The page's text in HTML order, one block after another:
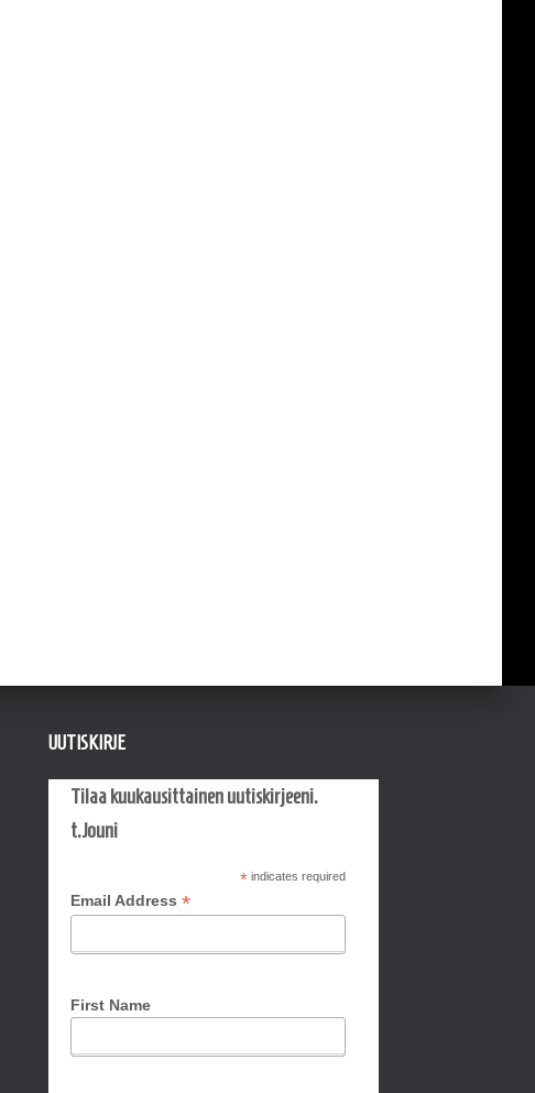
UUTISKIRJE
Tilaa kuukausittainen uutiskirjeeni.
t.Jouni
*indicates required
Email Address *
First Name